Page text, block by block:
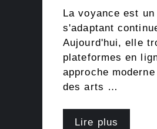
La voyance est
s'adaptant
Aujourd'hui, elle
plateformes en
approche
des arts …
Lire plus